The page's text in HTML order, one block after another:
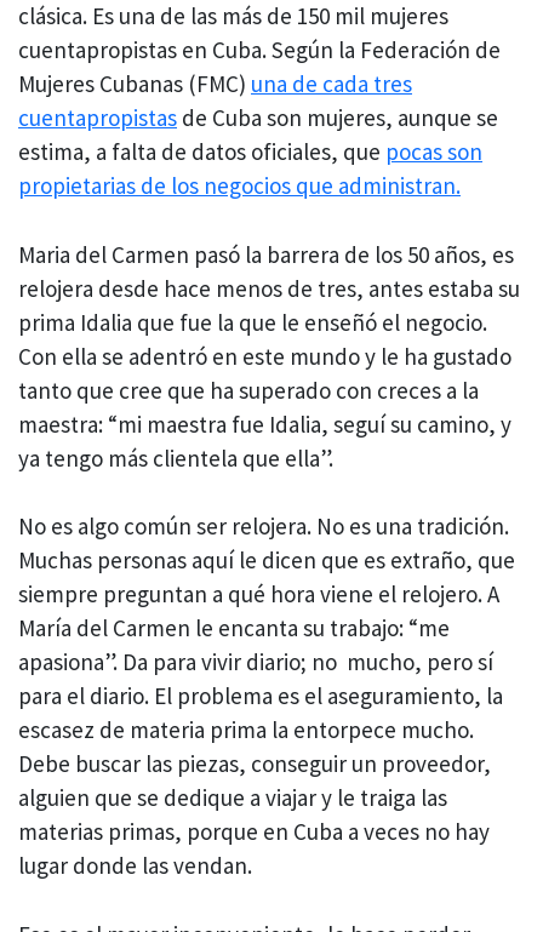
clásica. Es una de las más de 150 mil mujeres
cuentapropistas en Cuba. Según la Federación de
Mujeres Cubanas (FMC) una de cada tres
cuentapropistas de Cuba son mujeres, aunque se
estima, a falta de datos oficiales, que pocas son
propietarias de los negocios que administran.
Maria del Carmen pasó la barrera de los 50 años, es
relojera desde hace menos de tres, antes estaba su
prima Idalia que fue la que le enseñó el negocio.
Con ella se adentró en este mundo y le ha gustado
tanto que cree que ha superado con creces a la
maestra: “mi maestra fue Idalia, seguí su camino, y
ya tengo más clientela que ella”.
No es algo común ser relojera. No es una tradición.
Muchas personas aquí le dicen que es extraño, que
siempre preguntan a qué hora viene el relojero. A
María del Carmen le encanta su trabajo: “me
apasiona”. Da para vivir diario; no mucho, pero sí
para el diario. El problema es el aseguramiento, la
escasez de materia prima la entorpece mucho.
Debe buscar las piezas, conseguir un proveedor,
alguien que se dedique a viajar y le traiga las
materias primas, porque en Cuba a veces no hay
lugar donde las vendan.